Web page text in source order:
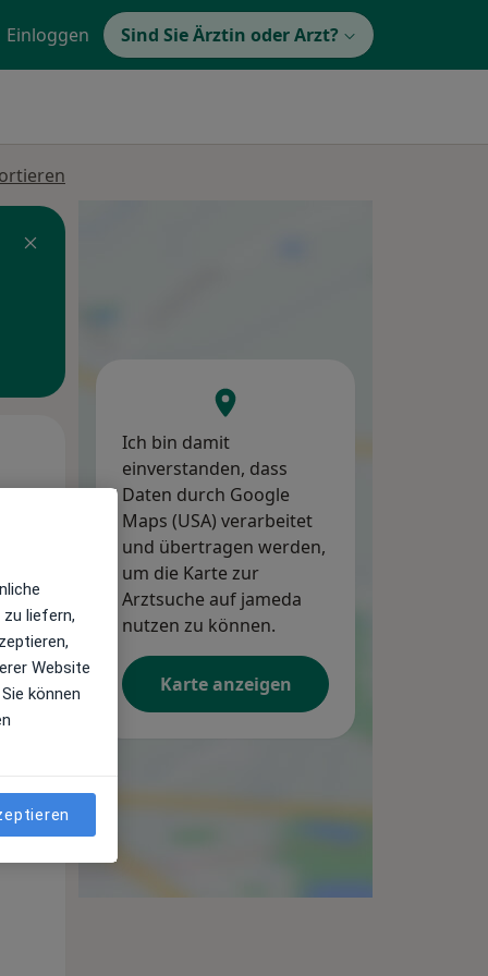
Einloggen Sind Sie Ärztin oder Arzt?
Di,
11 Aug 12 Aug
Ich bin damit
einverstanden, dass
Daten durch Google
Maps (USA) verarbeitet
und übertragen werden,
um die Karte zur
Arztsuche auf jameda
nutzen zu können.
Karte anzeigen
liefern,
Website
können